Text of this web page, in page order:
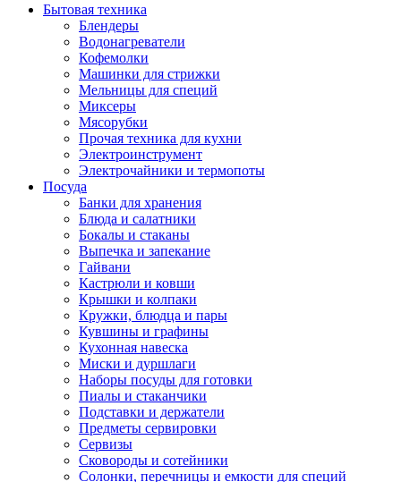
Бытовая техника
Блендеры
Водонагреватели
Кофемолки
Машинки для стрижки
Мельницы для специй
Миксеры
Мясорубки
Прочая техника для кухни
Электроинструмент
Электрочайники и термопоты
Посуда
Банки для хранения
Блюда и салатники
Бокалы и стаканы
Выпечка и запекание
Гайвани
Кастрюли и ковши
Крышки и колпаки
Кружки, блюдца и пары
Кувшины и графины
Кухонная навеска
Миски и дуршлаги
Наборы посуды для готовки
Пиалы и стаканчики
Подставки и держатели
Предметы сервировки
Сервизы
Сковороды и сотейники
Солонки, перечницы и емкости для специй